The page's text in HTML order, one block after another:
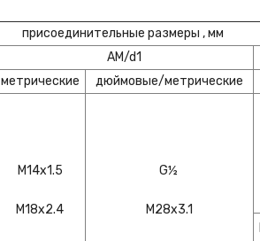
присоединительные размеры , мм
AM/d1
метрические дюймовые/метрические
M14x1.5
M18x2.4
G½
M28x3.1